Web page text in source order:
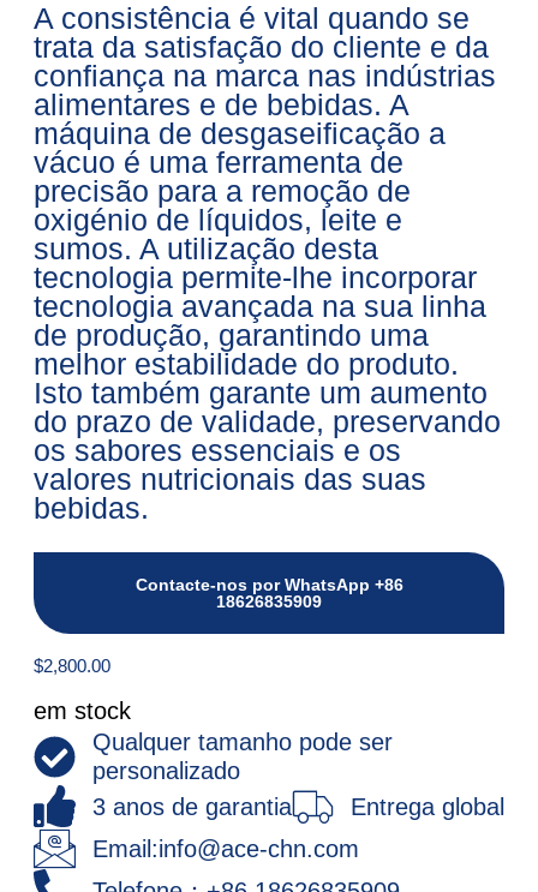
A consistência é vital quando se
trata da satisfação do cliente e da
confiança na marca nas indústrias
alimentares e de bebidas. A
máquina de desgaseificação a
vácuo é uma ferramenta de
precisão para a remoção de
oxigénio de líquidos, leite e
sumos. A utilização desta
tecnologia permite-lhe incorporar
tecnologia avançada na sua linha
de produção, garantindo uma
melhor estabilidade do produto.
Isto também garante um aumento
do prazo de validade, preservando
os sabores essenciais e os
valores nutricionais das suas
bebidas.
Contacte-nos por WhatsApp +86
18626835909
$2,800.00
em stock
Qualquer tamanho pode ser
personalizado
3 anos de garantia
Entrega global
Email:info@ace-chn.com